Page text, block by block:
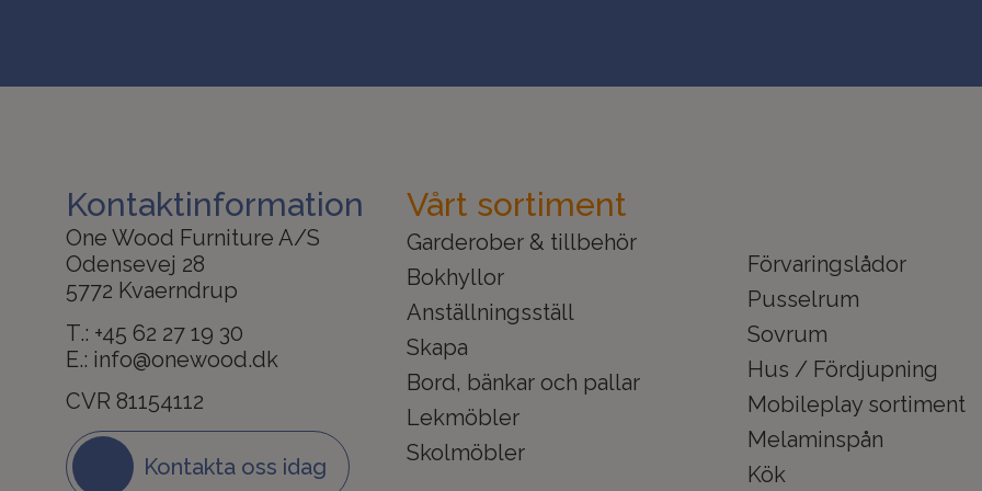
Kontaktinformation
One Wood Furniture A/S
Odensevej 28
5772 Kvaerndrup
T.: +45 62 27 19 30
E.: info@onewood.dk
CVR 81154112
Kontakta oss idag
Vårt sortiment
Garderober & tillbehör
Bokhyllor
Anställningsställ
Skapa
Bord, bänkar och pallar
Lekmöbler
Skolmöbler
Förvaringslådor
Pusselrum
Sovrum
Hus / Fördjupning
Mobileplay sortiment
Melaminspån
Kök